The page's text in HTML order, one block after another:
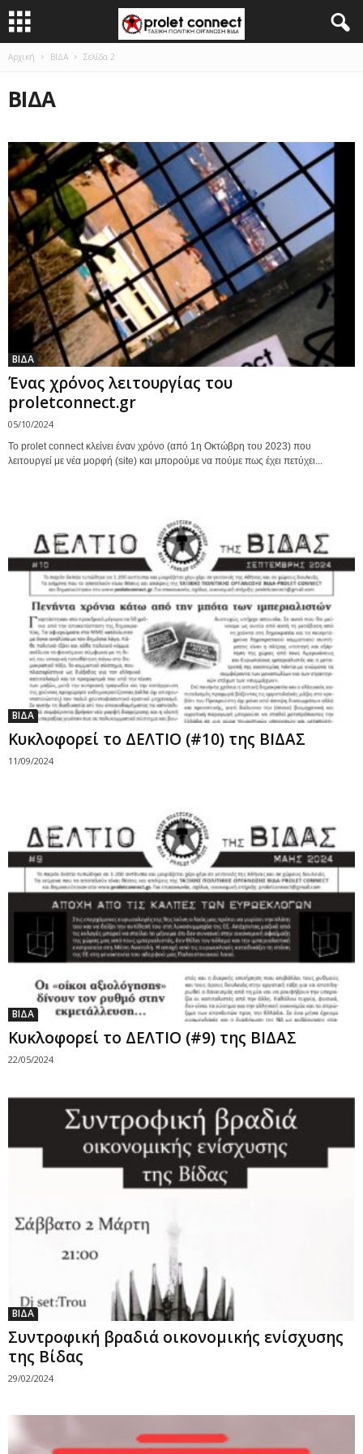
Αρχική ΒΙΔΑ Σελίδα 2
ΒΙΔΑ
ΒΙΔΑ
Ένας χρόνος λειτουργίας του
proletconnect.gr
05/10/2024
Το prolet connect κλείνει έναν χρόνο (από 1η Οκτώβρη του 2023) που
λειτουργεί με νέα μορφή (site) και μπορούμε να πούμε πως έχει πετύχει...
ΒΙΔΑ
Κυκλοφορεί το ΔΕΛΤΙΟ (#10) της ΒΙΔΑΣ
11/09/2024
ΒΙΔΑ
Κυκλοφορεί το ΔΕΛΤΙΟ (#9) της ΒΙΔΑΣ
22/05/2024
ΒΙΔΑ
Συντροφική βραδιά οικονομικής ενίσχυσης
της Βίδας
29/02/2024